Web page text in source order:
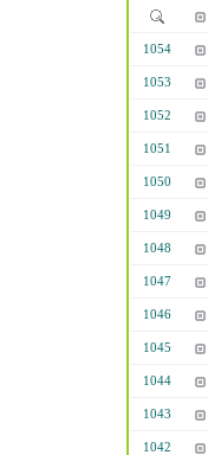
1054
1053
1052
1051
1050
1049
1048
1047
1046
1045
1044
1043
1042